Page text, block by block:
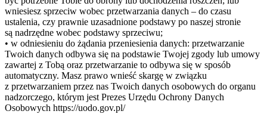
wniesiesz sprzeciw wobec przetwarzania danych – do czasu
ustalenia, czy prawnie uzasadnione podstawy po naszej stronie
są nadrzędne wobec podstawy sprzeciwu;
• w odniesieniu do żądania przeniesienia danych: przetwarzanie
Twoich danych odbywa się na podstawie Twojej zgody lub umowy
zawartej z Tobą oraz przetwarzanie to odbywa się w sposób
automatyczny. Masz prawo wnieść skargę w związku
z przetwarzaniem przez nas Twoich danych osobowych do organu
nadzorczego, którym jest Prezes Urzędu Ochrony Danych
Osobowych https://uodo.gov.pl/